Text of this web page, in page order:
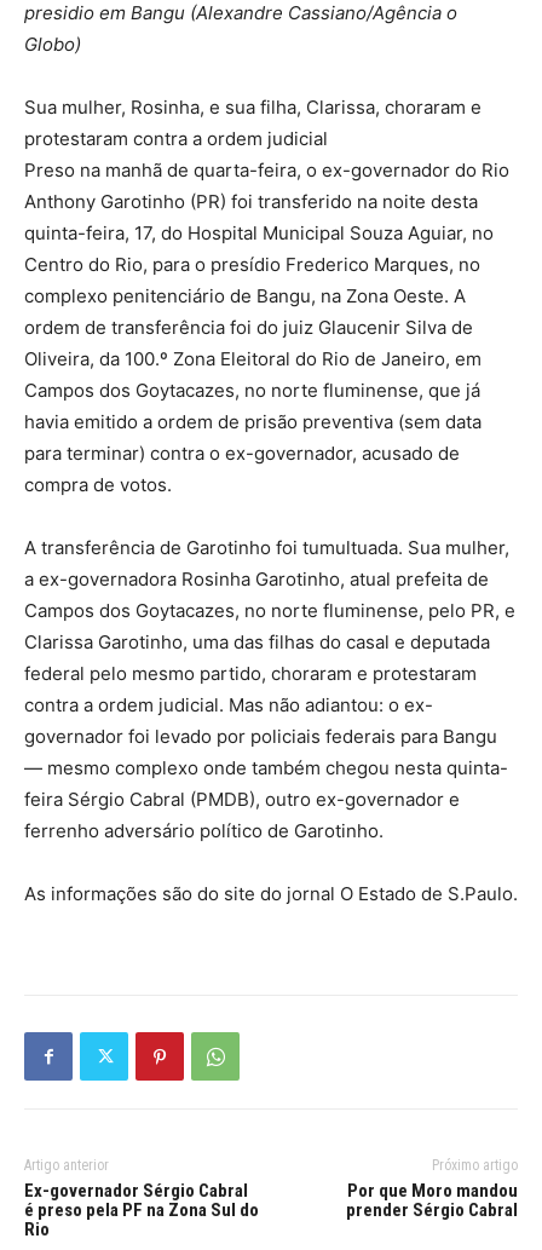
presidio em Bangu (Alexandre Cassiano/Agência o
Globo)
Sua mulher, Rosinha, e sua filha, Clarissa, choraram e
protestaram contra a ordem judicial
Preso na manhã de quarta-feira, o ex-governador do Rio
Anthony Garotinho (PR) foi transferido na noite desta
quinta-feira, 17, do Hospital Municipal Souza Aguiar, no
Centro do Rio, para o presídio Frederico Marques, no
complexo penitenciário de Bangu, na Zona Oeste. A
ordem de transferência foi do juiz Glaucenir Silva de
Oliveira, da 100.º Zona Eleitoral do Rio de Janeiro, em
Campos dos Goytacazes, no norte fluminense, que já
havia emitido a ordem de prisão preventiva (sem data
para terminar) contra o ex-governador, acusado de
compra de votos.
A transferência de Garotinho foi tumultuada. Sua mulher,
a ex-governadora Rosinha Garotinho, atual prefeita de
Campos dos Goytacazes, no norte fluminense, pelo PR, e
Clarissa Garotinho, uma das filhas do casal e deputada
federal pelo mesmo partido, choraram e protestaram
contra a ordem judicial. Mas não adiantou: o ex-
governador foi levado por policiais federais para Bangu
— mesmo complexo onde também chegou nesta quinta-
feira Sérgio Cabral (PMDB), outro ex-governador e
ferrenho adversário político de Garotinho.
As informações são do site do jornal O Estado de S.Paulo.
Artigo anterior
Ex-governador Sérgio Cabral
é preso pela PF na Zona Sul do
Rio
Próximo artigo
Por que Moro mandou
prender Sérgio Cabral